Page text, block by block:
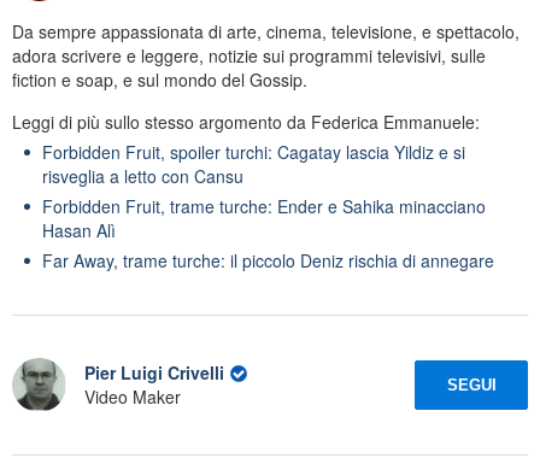
Da sempre appassionata di arte, cinema, televisione, e spettacolo,
adora scrivere e leggere, notizie sui programmi televisivi, sulle
fiction e soap, e sul mondo del Gossip.
Leggi di più sullo stesso argomento da Federica Emmanuele:
Forbidden Fruit, spoiler turchi: Cagatay lascia Yildiz e si
risveglia a letto con Cansu
Forbidden Fruit, trame turche: Ender e Sahika minacciano
Hasan Alì
Far Away, trame turche: il piccolo Deniz rischia di annegare
Pier Luigi Crivelli
Video Maker
SEGUI